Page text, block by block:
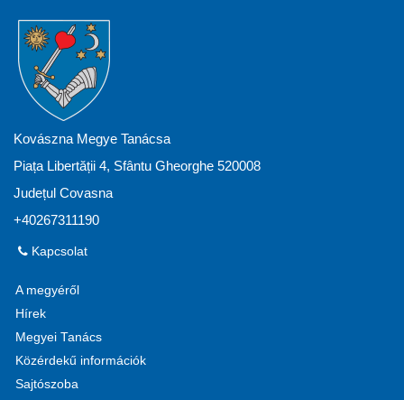
Kovászna Megye Tanácsa
Piața Libertății 4, Sfântu Gheorghe 520008
Județul Covasna
+40267311190
Kapcsolat
A megyéről
Hírek
Megyei Tanács
Közérdekű információk
Sajtószoba